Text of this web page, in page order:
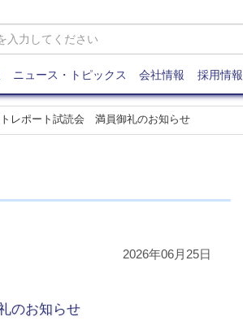
ニュース・トピックス 会社情報 採用情報
レポート試読会 満員御礼のお知らせ
2026年06月25日
のお知らせ